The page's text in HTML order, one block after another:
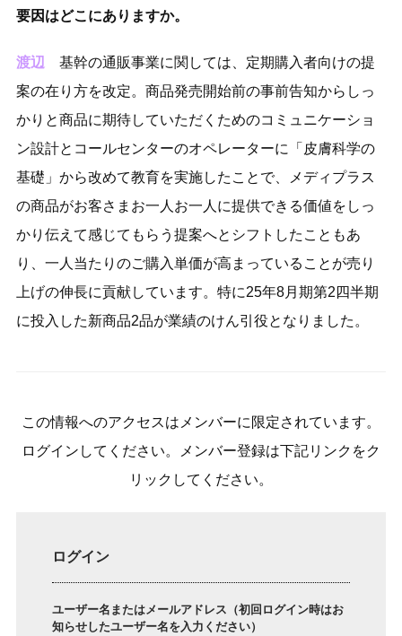
要因はどこにありますか。
渡辺
基幹の通販事業に関しては、定期購入者向けの提
案の在り方を改定。商品発売開始前の事前告知からしっ
かりと商品に期待していただくためのコミュニケーショ
ン設計とコールセンターのオペレーターに「皮膚科学の
基礎」から改めて教育を実施したことで、メディプラス
の商品がお客さまお一人お一人に提供できる価値をしっ
かり伝えて感じてもらう提案へとシフトしたこともあ
り、一人当たりのご購入単価が高まっていることが売り
上げの伸長に貢献しています。特に25年8月期第2四半期
に投入した新商品2品が業績のけん引役となりました。
この情報へのアクセスはメンバーに限定されています。
ログインしてください。メンバー登録は下記リンクをク
リックしてください。
ログイン
ユーザー名またはメールアドレス（初回ログイン時はお
知らせしたユーザー名を入力ください）